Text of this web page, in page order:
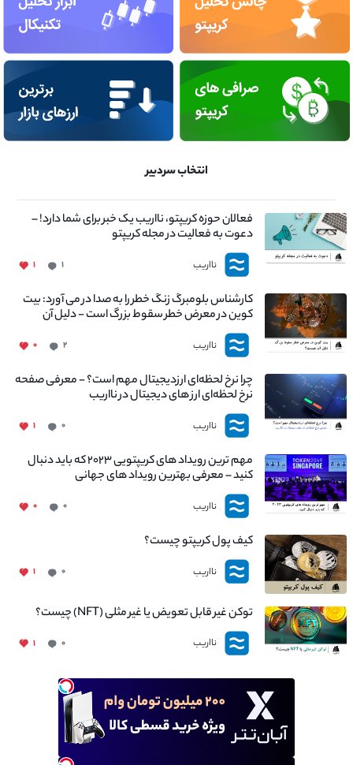
انتخاب سردبیر
فعالان حوزه کریپتو، نااریب یک خبر برای شما دارد! –
دعوت به فعالیت در مجله کریپتو
نااریب ۱ ۱
کارشناس بلومبرگ زنگ خطر را به صدا در می آورد: بیت
کوین در معرض خطر سقوط بزرگ است - دلیل آن
چیست؟
نااریب ۲ ۰
چرا نرخ لحظه‌ای ارزدیجیتال مهم است؟ - معرفی صفحه
نرخ لحظه‌ای ارز های دیجیتال در نااریب
نااریب ۰ ۱
مهم ترین رویداد های کریپتویی ۲۰۲۳ که باید دنبال
کنید – معرفی بهترین رویداد های جهانی
نااریب ۰ ۰
کیف پول کریپتو چیست؟
نااریب ۰ ۱
توکن غیر قابل تعویض یا غیر مثلی (NFT) چیست؟
نااریب ۰ ۱